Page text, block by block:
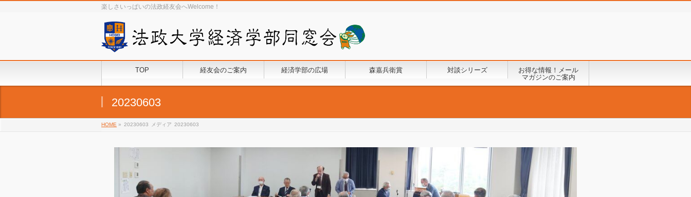
楽しさいっぱいの法政経友会へWelcome！
TOP 経友会のご案内 経済学部の広場 森嘉兵衛賞 対談シリーズ
お得な情報！メール
マガジンのご案内
20230603
HOME » 20230603 メディア 20230603